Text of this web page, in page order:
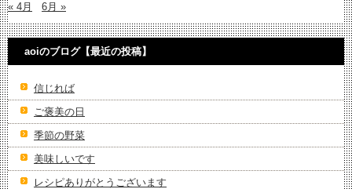
« 4月 6月 »
aoiのブログ【最近の投稿】
信じれば
ご褒美の日
季節の野菜
美味しいです
レシピありがとうございます